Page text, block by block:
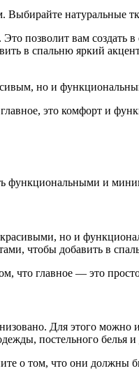
натуральные
позволит вам создать
в спальню яркий
но и
это комфорт и
функциональными и
но и
чтобы добавить в
что главное — это
Для этого можно
постельного белья
о том, что они должны